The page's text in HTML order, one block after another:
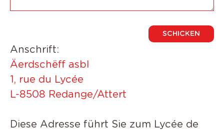
Anschrift:
Äerdschëff asbl
1, rue du Lycée
L-8508 Redange/Attert
Diese Adresse führt Sie zum Lycée de